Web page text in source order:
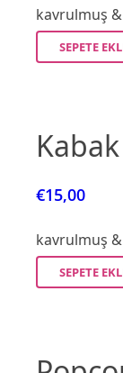
kavrulmuş
SEPETE
€15,00
kavrulmuş
SEPETE